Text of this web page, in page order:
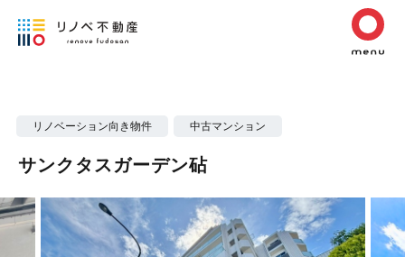
リノベーション向き物件 中古マンション
サンクタスガーデン砧